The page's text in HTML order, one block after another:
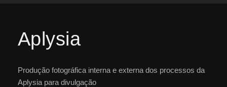
Aplysia
Produção fotográfica interna e externa dos processos da
Aplysia para divulgação